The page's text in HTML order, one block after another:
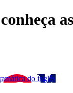
do inglês